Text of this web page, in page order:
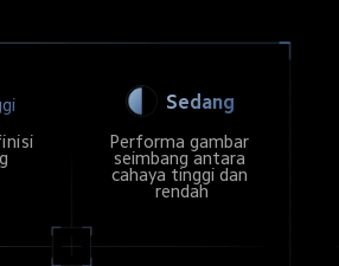
Sedang
Performa gambar
seimbang antara
cahaya tinggi dan
rendah